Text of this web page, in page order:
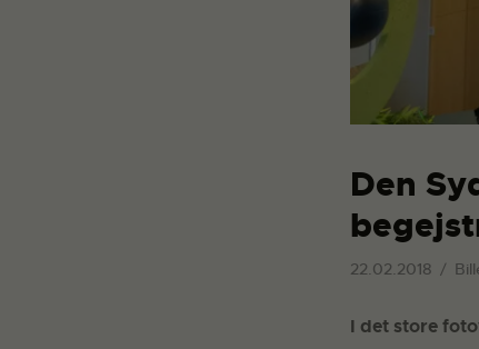
Den
22.02.2018
I det store